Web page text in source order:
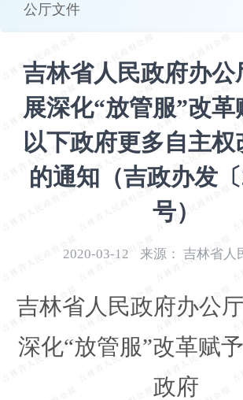
公厅文件
吉林省人民政府办公
展深化“放管服”改
以下政府更多自主权
的通知（吉政办发
号）
2020-03-12 来源： 吉林省人
吉林省人民政府办公
深化“放管服”改革赋
政府
加